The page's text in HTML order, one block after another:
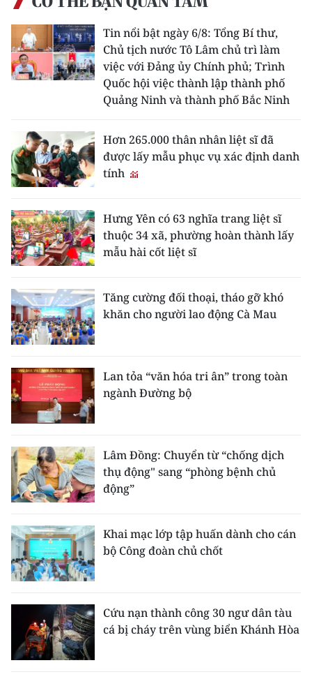
Tin nổi bật ngày 6/8: Tổng Bí thư,
Chủ tịch nước Tô Lâm chủ trì làm
việc với Đảng ủy Chính phủ; Trình
Quốc hội việc thành lập thành phố
Quảng Ninh và thành phố Bắc Ninh
Hơn 265.000 thân nhân liệt sĩ đã
được lấy mẫu phục vụ xác định danh
tính
Hưng Yên có 63 nghĩa trang liệt sĩ
thuộc 34 xã, phường hoàn thành lấy
mẫu hài cốt liệt sĩ
Tăng cường đối thoại, tháo gỡ khó
khăn cho người lao động Cà Mau
Lan tỏa “văn hóa tri ân” trong toàn
ngành Đường bộ
Lâm Đồng: Chuyển từ “chống dịch
thụ động" sang “phòng bệnh chủ
động”
Khai mạc lớp tập huấn dành cho cán
bộ Công đoàn chủ chốt
Cứu nạn thành công 30 ngư dân tàu
cá bị cháy trên vùng biển Khánh Hòa